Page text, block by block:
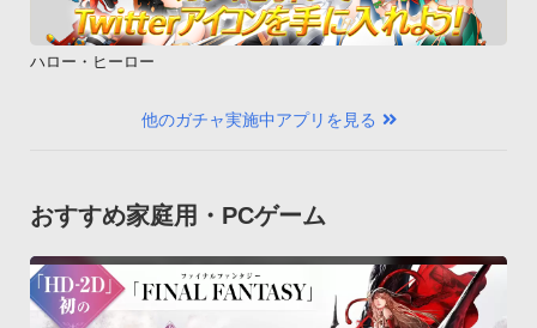
ハロー・ヒーロー
他のガチャ実施中アプリを見る
おすすめ家庭用・PCゲーム